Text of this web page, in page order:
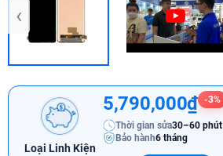
‹
Loại Linh Kiện
5,790,000₫ -3%
Thời gian sửa30–60 phút
Bảo hành6 tháng